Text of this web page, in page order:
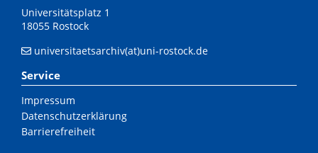
Universitätsplatz 1
18055 Rostock
universitaetsarchiv(at)uni-rostock.de
Service
Impressum
Datenschutzerklärung
Barrierefreiheit